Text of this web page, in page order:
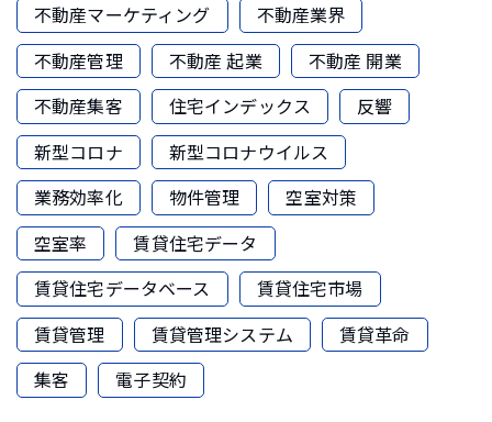
不動産マーケティング
不動産業界
不動産管理
不動産 起業
不動産 開業
不動産集客
住宅インデックス
反響
新型コロナ
新型コロナウイルス
業務効率化
物件管理
空室対策
空室率
賃貸住宅データ
賃貸住宅データベース
賃貸住宅市場
賃貸管理
賃貸管理システム
賃貸革命
集客
電子契約